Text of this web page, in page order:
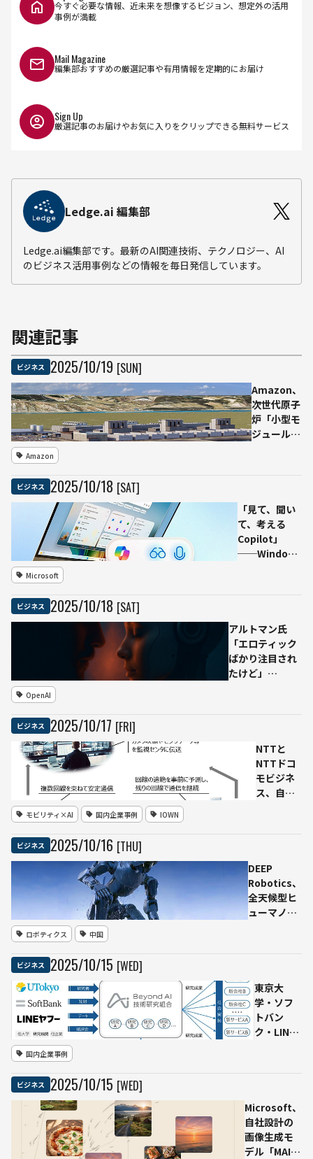
今すぐ必要な情報、近未来を想像するビジョン、想定外の活用
事例が満載
Mail Magazine
編集部おすすめの厳選記事や有用情報を定期的にお届け
Sign Up
厳選記事のお届けやお気に入りをクリップできる無料サービス
Ledge.ai 編集部
Ledge.ai編集部です。最新のAI関連技術、テクノロジー、AI
のビジネス活用事例などの情報を毎日発信しています。
関連記事
ビジネス 2025/10/19 [SUN]
Amazon、
次世代原子
炉「小型モ
ジュール炉
応し、脱炭
素電源を強
化
Amazon
ビジネス 2025/10/18 [SAT]
「見て、聞い
て、考える
Copilot」
──Windows
Microsoft
ビジネス 2025/10/18 [SAT]
アルトマン氏
「エロティック
ばかり注目され
たけど」
OpenAI
ビジネス 2025/10/17 [FRI]
NTTと
NTTドコ
モビジネ
ス、自動
ューショ
ン」を提
供開始
──IOWN
モビリティ×AI 国内企業事例 IOWN
ビジネス 2025/10/16 [THU]
DEEP
Robotics、
全天候型ヒ
ューマノイ
計で屋外任
務を想定
ロボティクス 中国
ビジネス 2025/10/15 [WED]
東京大
学・ソフ
トバン
ク・LINE
を設立
──AI研
究成果の
事業化を
国内企業事例
ビジネス 2025/10/15 [WED]
Microsoft、
自社設計の
画像生成モ
デル「MAI-